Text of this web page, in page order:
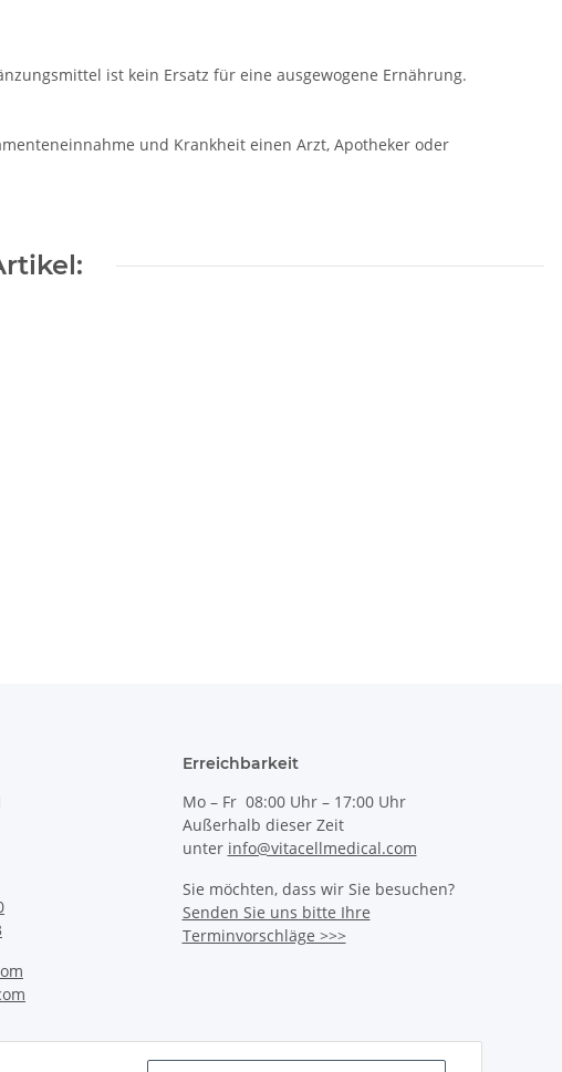
ist kein Ersatz für eine ausgewogene Ernährung.
und Krankheit einen Arzt, Apotheker oder
Erreichbarkeit
Mo – Fr 08:00 Uhr – 17:00 Uhr
Außerhalb dieser Zeit
unter info@vitacellmedical.com
Sie möchten, dass wir Sie besuchen?
Senden Sie uns bitte Ihre
Terminvorschläge >>>